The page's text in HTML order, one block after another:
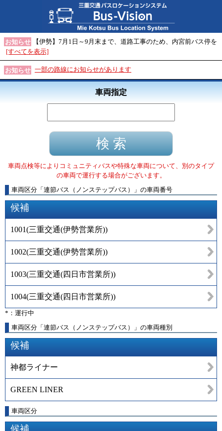
お知らせ
【伊勢】7月1日～9月末まで、道路工事のため、内宮前バス停を
[すべてを表示]
お知らせ 一部の路線にお知らせがあります
車両指定
車両点検等によりコミュニティバスや特殊な車両について、別のタイプ
の車両で運行する場合がございます。
車両区分 「 連節バス（ノンステップバス） 」 の車両番号
候補
1001(三重交通(伊勢営業所))
1002(三重交通(伊勢営業所))
1003(三重交通(四日市営業所))
1004(三重交通(四日市営業所))
*：運行中
車両区分「連節バス（ノンステップバス）」の車両種別
候補
神都ライナー
GREEN LINER
車両区分
候補